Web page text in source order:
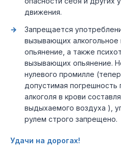
движения.
Запрещается
вызывающих алкогольное
опьянение, а также
вызывающих опьянение.
нулевого промилле
допустимая погрешность
алкоголя в крови
выдыхаемого воздуха ),
рулем строго запрещено.
Удачи на дорогах!